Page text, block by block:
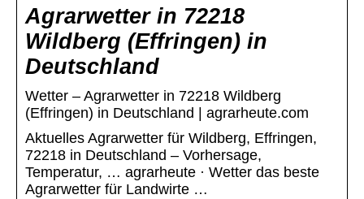
Agrarwetter in 72218
Wildberg (Effringen) in
Deutschland
Wetter – Agrarwetter in 72218 Wildberg
(Effringen) in Deutschland | agrarheute.com
Aktuelles Agrarwetter für Wildberg, Effringen,
72218 in Deutschland – Vorhersage,
Temperatur, … agrarheute · Wetter das beste
Agrarwetter für Landwirte …